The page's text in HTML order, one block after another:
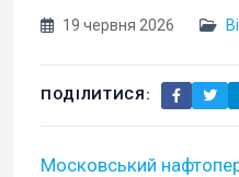
19 червня 2026
ПОДІЛИТИСЯ:
Московський